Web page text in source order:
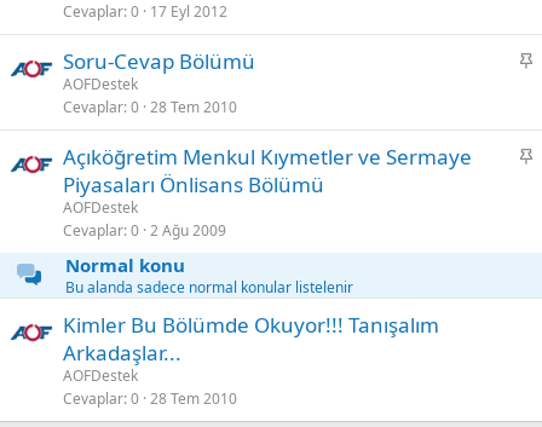
Cevaplar 0 17 Eyl 2012
S
i
t
Soru-Cevap Bölümü
AOFDestek
Cevaplar 0 28 Tem 2010
S
Açıköğretim Menkul Kıymetler ve Sermaye
Piyasaları Önlisans Bölümü
AOFDestek
Cevaplar 0 2 Ağu 2009
Normal konu
Bu alanda sadece normal konular listelenir
Kimler Bu Bölümde Okuyor!!! Tanışalım
Arkadaşlar...
AOFDestek
Cevaplar 0 28 Tem 2010